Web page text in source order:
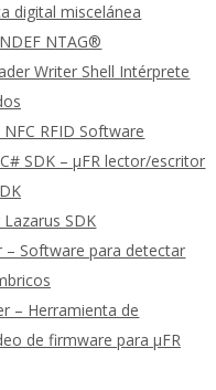
digital miscelánea
NTAG®
Writer Shell Intérprete
RFID Software
SDK – μFR lector/escritor
SDK
– Software para detectar
– Herramienta de
de firmware para μFR